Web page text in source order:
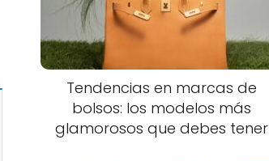
Tendencias en marcas de
bolsos: los modelos más
glamorosos que debes tener